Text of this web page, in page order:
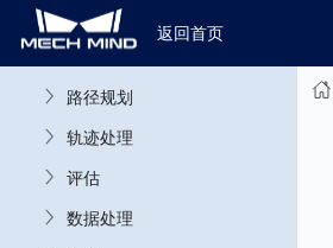
返回首页
测量
路径规划
轨迹处理
评估
数据处理